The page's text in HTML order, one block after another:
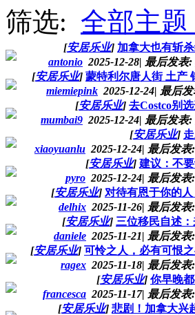
筛选: 全部主题
[安居乐业] 加拿大也有斩
antonio 2025-12-28| 最后发表:
[安居乐业] 蒙特利尔唐人街 土产
miemiepink 2025-12-24| 最后
[安居乐业] 去Costco别
mumbai9 2025-12-24| 最后发表:
[安居乐业]
xiaoyuanlu 2025-12-24| 最后发表:
[安居乐业] 建议：不
pyro 2025-12-24| 最后发表:
[安居乐业] 对待有恩于你的
delhix 2025-11-26| 最后发表:
[安居乐业] 三位移民自述
daniele 2025-11-21| 最后发表:
[安居乐业] 可怜之人，必有可恨
ragex 2025-11-18| 最后发表:
[安居乐业] 你早晚
francesca 2025-11-17| 最后发表:
[安居乐业] 悲剧！加拿大兴